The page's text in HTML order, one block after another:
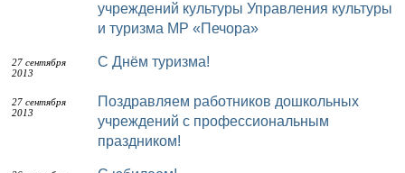
учреждений культуры Управления культуры
и туризма МР «Печора»
27 сентября
2013
С Днём туризма!
27 сентября
2013
Поздравляем работников дошкольных
учреждений с профессиональным
праздником!